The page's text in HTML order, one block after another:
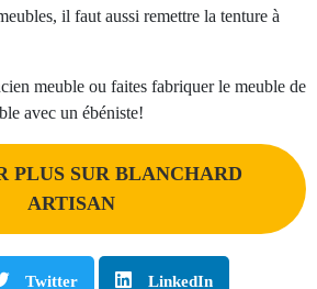
il faut aussi remettre la tenture à
meuble ou faites fabriquer le meuble de
avec un ébéniste!
PLUS SUR BLANCHARD
ARTISAN
Twitter LinkedIn